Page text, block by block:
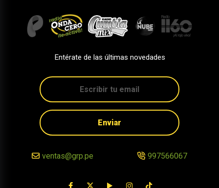
Entérate de las últimas novedades
Enviar
ventas@grp.pe 997566067